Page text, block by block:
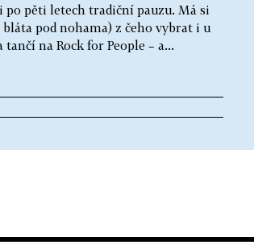
po pěti letech tradiční pauzu. Má si
pod nohama) z čeho vybrat i u
na Rock for People – a...